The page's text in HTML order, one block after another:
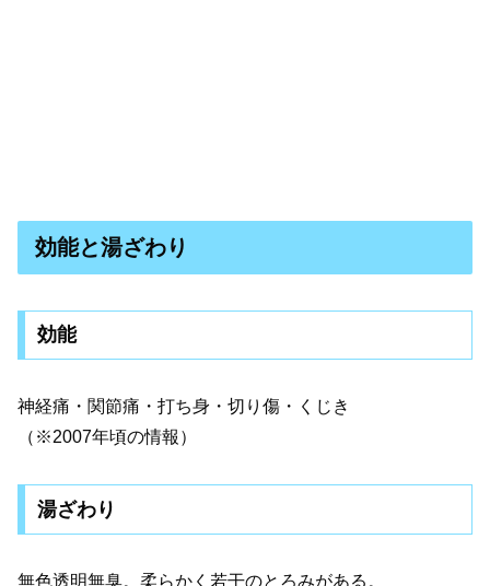
効能と湯ざわり
効能
神経痛・関節痛・打ち身・切り傷・くじき
（※2007年頃の情報）
湯ざわり
無色透明無臭。柔らかく若干のとろみがある。